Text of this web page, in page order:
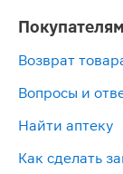
Покупателям
Возврат
Вопросы и
Найти аптеку
Как сделать